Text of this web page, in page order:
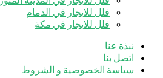
فلل للايجار في الدمام
فلل للايجار في مكة
نبذة عنا
اتصل بنا
سياسة الخصوصية و الشروط